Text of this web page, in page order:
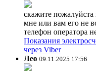
скажите
мне или вам его не
телефон оператора
Показания
через Viber
Лео 09.11.2025 17:56